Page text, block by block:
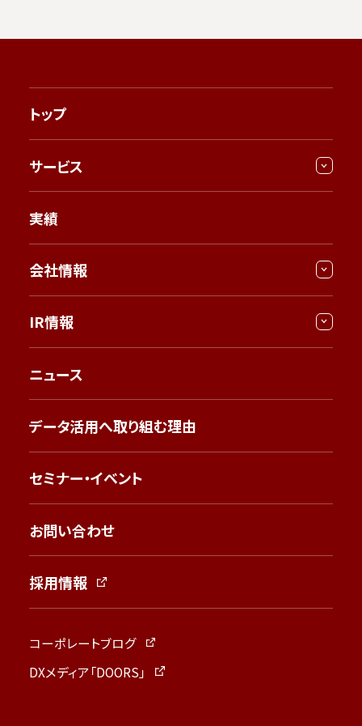
トップ
サービス
実績
会社情報
IR情報
ニュース
データ活用へ取り組む理由
セミナー・イベント
お問い合わせ
採用情報
コーポレートブログ
DXメディア「DOORS」